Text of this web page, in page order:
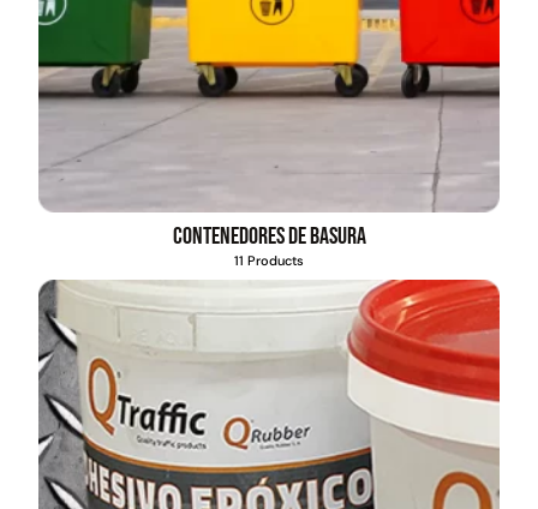
Contenedores de basura
11 Products